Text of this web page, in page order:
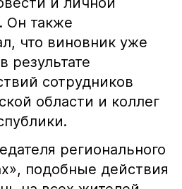
Он также
что виновник уже
результате
сотрудников
области и коллег
регионального
подобные действия